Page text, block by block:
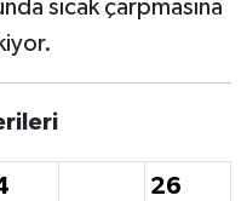
sıcak çarpmasına
26